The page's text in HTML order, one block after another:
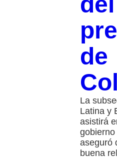
de
La
Latina y
asistirá
aseguró
buena